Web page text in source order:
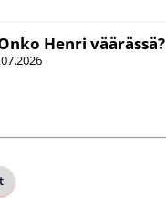
Henri väärässä?